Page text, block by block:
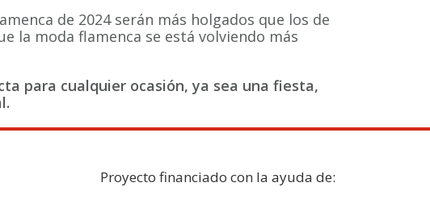
de 2024 serán más holgados que los de
la moda flamenca se está volviendo más
para cualquier ocasión, ya sea una fiesta,
Proyecto financiado con la ayuda de: